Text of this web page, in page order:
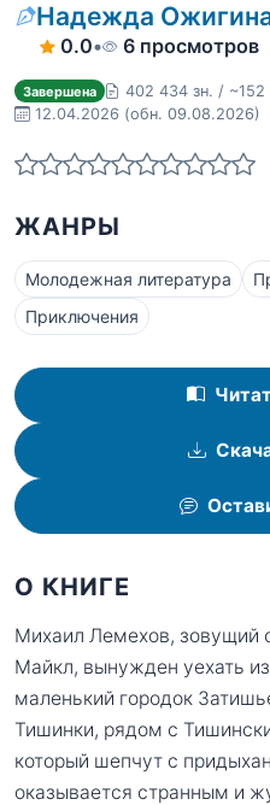
Надежда
0.0• 6 просмотров
Завершена
402 434 зн. / ~152
12.04.2026 (обн. 09.08.2026)
ЖАНРЫ
Молодежная литература
Приключения
О КНИГЕ
Михаил Лемехов, зовущий
Майкл, вынужден уехать
маленький городок
Тишинки, рядом с
который шепчут с
оказывается странным и